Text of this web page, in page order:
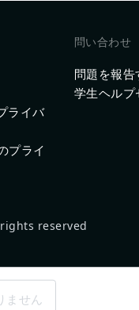
ライバ
プライ
問い合わせ
問題を報告
学生ヘルプ
reserved
ません